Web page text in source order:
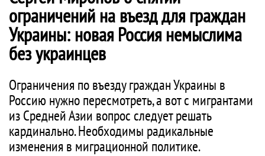
ограничений на въезд для граждан
Украины: новая Россия немыслима
без украинцев
Ограничения по въезду граждан Украины в
Россию нужно пересмотреть, а вот с мигрантами
из Средней Азии вопрос следует решать
кардинально. Необходимы радикальные
изменения в миграционной политике.